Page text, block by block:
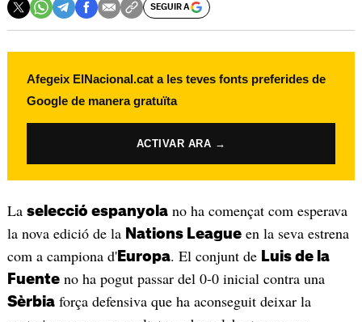
SEGUIR A
Afegeix ElNacional.cat a les teves fonts preferides de
Google de manera gratuïta
ACTIVAR ARA →
La selecció espanyolano ha començat com esperava
la nova edició de la Nations Leagueen la seva estrena
com a campiona d'Europa. El conjunt de Luis de la
Fuenteno ha pogut passar del 0-0 inicial contra una
Sèrbiaforça defensiva que ha aconseguit deixar la